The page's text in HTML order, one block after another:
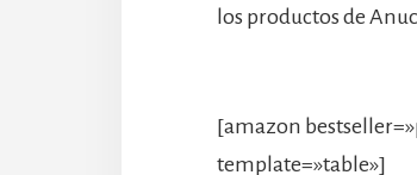
los productos de
[amazon
template=»table»]